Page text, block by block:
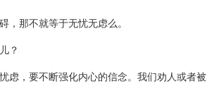
，那不就等于无忧无虑么。
？
虑，要不断强化内心的信念。我们劝人或者被